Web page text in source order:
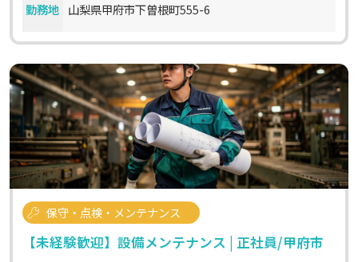
勤務地 山梨県甲府市下曽根町555-6
保守・点検・メンテナンス
【未経験歓迎】設備メンテナンス | 正社員/甲府市